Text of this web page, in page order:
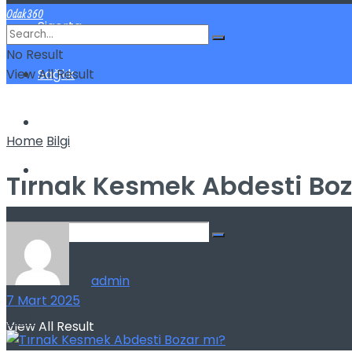
Sigorta
Sağlık
No Result
View All Result
Odak360
No Result
View All Result
Home Bilgi
Tırnak Kesmek Abdesti
admin
7 Mart 2025
1429